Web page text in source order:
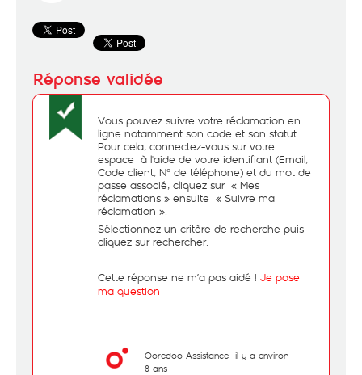
Vous pouvez suivre votre réclamation en
ligne notamment son code et son statut.
Pour cela, connectez-vous sur votre
espace à l'aide de votre identifiant (Email,
Code client, N° de téléphone) et du mot de
passe associé, cliquez sur « Mes
réclamations » ensuite « Suivre ma
réclamation ».
Sélectionnez un critère de recherche puis
cliquez sur rechercher.
Cette réponse ne m’a pas aidé ! Je pose
ma question
Ooredoo Assistance il y a environ
8 ans